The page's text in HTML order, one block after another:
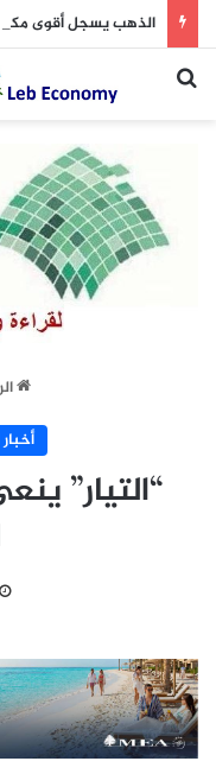
الذهب يسجل أقوى مكسب
بحث عن
“التيار”